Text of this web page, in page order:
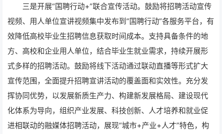
三是开展“国聘行动+”联合宣传活动。鼓励将招聘活动宣传
视频、用人单位宣讲视频集中发布到“国聘行动”各服务平台，有
效降低高校毕业生招聘信息获取时间成本。支持具备条件的地
方、高校和企业用人单位，结合毕业生就业需求，持续开展形
式多样的招聘活动。鼓励将线下活动通过联动直播等形式扩大
宣传范围，全面提升招聘宣讲活动的覆盖面和实效性。充分发
挥协同优势，以发展新质生产力、构建新发展格局、建设现代
化体系为导向，组织产业发展、科技创新、人才培养和就业促
进相联动的融媒体招聘活动，展现“城市+产业+人才”特色，构